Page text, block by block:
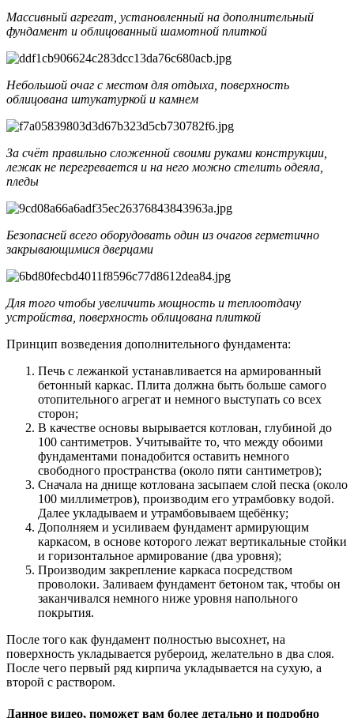
Массивный агрегат, установленный на дополнительный
фундамент и облицованный шамотной плиткой
Небольшой очаг с местом для отдыха, поверхность
облицована штукатуркой и камнем
За счёт правильно сложенной своими руками конструкции,
лежак не перегревается и на него можно стелить одеяла,
пледы
Безопасней всего оборудовать один из очагов герметично
закрывающимися дверцами
Для того чтобы увеличить мощность и теплоотдачу
устройства, поверхность облицована плиткой
Принцип возведения дополнительного фундамента:
Печь с лежанкой устанавливается на армированный
бетонный каркас. Плита должна быть больше самого
отопительного агрегат и немного выступать со всех
сторон;
В качестве основы вырывается котлован, глубиной до
100 сантиметров. Учитывайте то, что между обоими
фундаментами понадобится оставить немного
свободного пространства (около пяти сантиметров);
Сначала на днище котлована засыпаем слой песка (около
100 миллиметров), производим его утрамбовку водой.
Далее укладываем и утрамбовываем щебёнку;
Дополняем и усиливаем фундамент армирующим
каркасом, в основе которого лежат вертикальные стойки
и горизонтальное армирование (два уровня);
Производим закрепление каркаса посредством
проволоки. Заливаем фундамент бетоном так, чтобы он
заканчивался немного ниже уровня напольного
покрытия.
После того как фундамент полностью высохнет, на
поверхность укладывается рубероид, желательно в два слоя.
После чего первый ряд кирпича укладывается на сухую, а
второй с раствором.
Данное видео, поможет вам более детально и подробно